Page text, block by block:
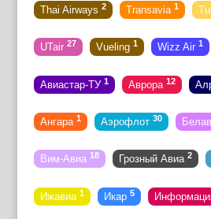
Thai Airways 2 Transavia 1
UTair 27 Vueling 1 Wizz Air 1
Авиастар-ТУ 1 Аврора 12
Ангара 1 Аэрофлот 30
Вим-Авиа 18 Грозный Авиа 2
Ижавиа 1 Икар 5